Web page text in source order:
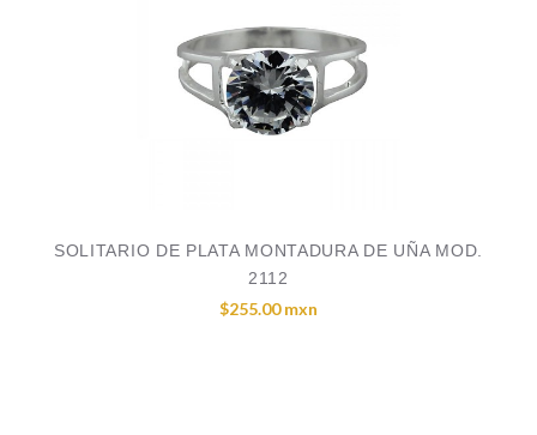
SOLITARIO DE PLATA MONTADURA DE UÑA MOD.
2112
$255.00 mxn